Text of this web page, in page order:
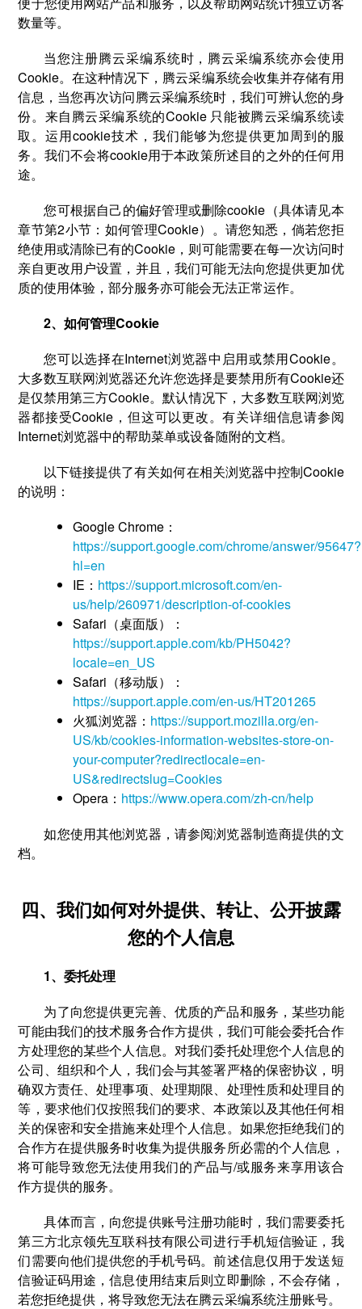
数量等。
当您注册腾云采编系统时，腾云采编系统亦会使用
Cookie。在这种情况下，腾云采编系统会收集并存储有用
信息，当您再次访问腾云采编系统时，我们可辨认您的身
份。来自腾云采编系统的Cookie 只能被腾云采编系统读
取。运用cookie技术，我们能够为您提供更加周到的服
务。我们不会将cookie用于本政策所述目的之外的任何用
途。
您可根据自己的偏好管理或删除cookie（具体请见本
章节第2小节：如何管理Cookie）。请您知悉，倘若您拒
绝使用或清除已有的Cookie，则可能需要在每一次访问时
亲自更改用户设置，并且，我们可能无法向您提供更加优
质的使用体验，部分服务亦可能会无法正常运作。
2、如何管理Cookie
您可以选择在Internet浏览器中启用或禁用Cookie。
大多数互联网浏览器还允许您选择是要禁用所有Cookie还
是仅禁用第三方Cookie。默认情况下，大多数互联网浏览
器都接受Cookie，但这可以更改。有关详细信息请参阅
Internet浏览器中的帮助菜单或设备随附的文档。
以下链接提供了有关如何在相关浏览器中控制Cookie
的说明：
Google Chrome：
https://support.google.com/chrome/answer/95647?
hl=en
IE： https://support.microsoft.com/en-
us/help/260971/description-of-cookies
Safari（桌面版）：
https://support.apple.com/kb/PH5042?
locale=en_US
Safari（移动版）：
https://support.apple.com/en-us/HT201265
火狐浏览器： https://support.mozilla.org/en-
US/kb/cookies-information-websites-store-on-
your-computer?redirectlocale=en-
US&redirectslug=Cookies
Opera： https://www.opera.com/zh-cn/help
如您使用其他浏览器，请参阅浏览器制造商提供的文
档。
四、我们如何对外提供、转让、公开披露
您的个人信息
1、委托处理
为了向您提供更完善、优质的产品和服务，某些功能
可能由我们的技术服务合作方提供，我们可能会委托合作
方处理您的某些个人信息。对我们委托处理您个人信息的
公司、组织和个人，我们会与其签署严格的保密协议，明
确双方责任、处理事项、处理期限、处理性质和处理目的
等，要求他们仅按照我们的要求、本政策以及其他任何相
关的保密和安全措施来处理个人信息。如果您拒绝我们的
合作方在提供服务时收集为提供服务所必需的个人信息，
将可能导致您无法使用我们的产品与/或服务来享用该合
作方提供的服务。
具体而言，向您提供账号注册功能时，我们需要委托
第三方北京领先互联科技有限公司进行手机短信验证，我
们需要向他们提供您的手机号码。前述信息仅用于发送短
信验证码用途，信息使用结束后则立即删除，不会存储，
若您拒绝提供，将导致您无法在腾云采编系统注册账号。